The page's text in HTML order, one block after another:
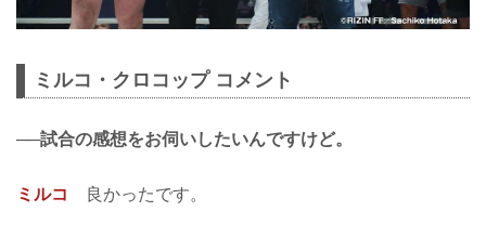
ミルコ・クロコップ コメント
──試合の感想をお伺いしたいんですけど。
ミルコ 良かったです。